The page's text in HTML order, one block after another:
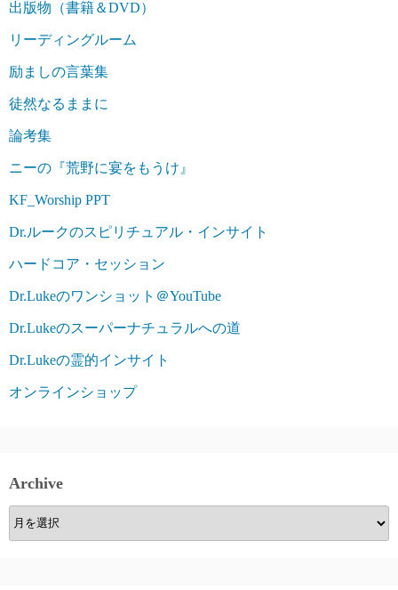
出版物（書籍＆DVD）
リーディングルーム
励ましの言葉集
徒然なるままに
論考集
ニーの『荒野に宴をもうけ』
KF_Worship PPT
Dr.ルークのスピリチュアル・インサイト
ハードコア・セッション
Dr.Lukeのワンショット＠YouTube
Dr.Lukeのスーパーナチュラルへの道
Dr.Lukeの霊的インサイト
オンラインショップ
Archive
Archive